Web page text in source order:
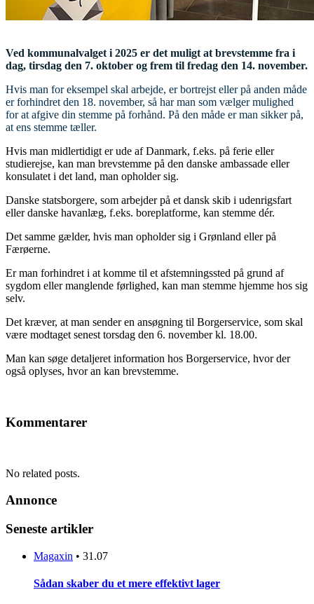
Ved kommunalvalget i 2025 er det muligt at brevstemme fra i
dag, tirsdag den 7. oktober og frem til fredag den 14. november.
Hvis man for eksempel skal arbejde, er bortrejst eller på anden måde
er forhindret den 18. november, så har man som vælger mulighed
for at afgive din stemme på forhånd. På den måde er man sikker på,
at ens stemme tæller.
Hvis man midlertidigt er ude af Danmark, f.eks. på ferie eller
studierejse, kan man brevstemme på den danske ambassade eller
konsulatet i det land, man opholder sig.
Danske statsborgere, som arbejder på et dansk skib i udenrigsfart
eller danske havanlæg, f.eks. boreplatforme, kan stemme dér.
Det samme gælder, hvis man opholder sig i Grønland eller på
Færøerne.
Er man forhindret i at komme til et afstemningssted på grund af
sygdom eller manglende førlighed, kan man stemme hjemme hos sig
selv.
Det kræver, at man sender en ansøgning til Borgerservice, som skal
være modtaget senest torsdag den 6. november kl. 18.00.
Man kan søge detaljeret information hos Borgerservice, hvor der
også oplyses, hvor an kan brevstemme.
Kommentarer
No related posts.
Annonce
Seneste artikler
Magaxin • 31.07
Sådan skaber du et mere effektivt lager